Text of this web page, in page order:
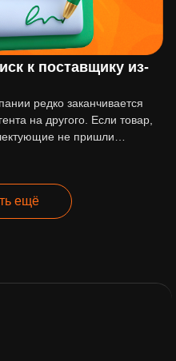
к поставщику из-
редко заканчивается
на другого. Если товар,
не пришли
ещё